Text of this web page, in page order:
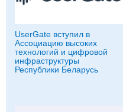
UserGate вступил в
Ассоциацию высоких
технологий и цифровой
инфраструктуры
Республики Беларусь